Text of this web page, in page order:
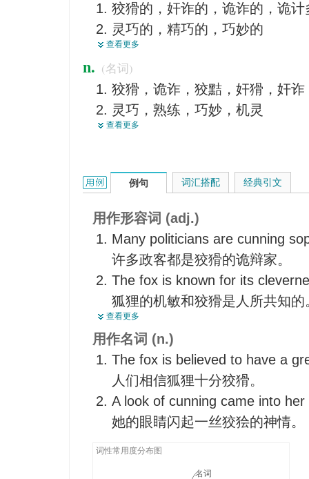
狡猾的，奸诈的，诡诈的，诡计
灵巧的，精巧的，巧妙的
熟练的，老练的
<美口>小巧玲珑的，令人喜爱
心灵手巧的
查看更多
n. (名词)
狡猾，诡诈，狡黠，奸猾，奸诈
灵巧，熟练，巧妙，机灵
花招
查看更多
cunning的用法和样例：
例句
用作形容词 (adj.)
Many politicians are cunning
许多政客都是狡猾的诡辩家。
The fox is known for its
狐狸的机敏和狡猾是人所共知的
She showed her cunning in the
answering the question.
她对问题避而不答，显示出她很
He devised a very cunning
他想出一个帮助她的很好的办法
John happened to come up
strategy.
约翰突然提出了极富远见的市
查看更多
用作名词 (n.)
The fox is believed to have a
人们相信狐狸十分狡猾。
A look of cunning came into her
她的眼睛闪起一丝狡狯的神情。
词性常用度分布图
名词
词汇搭配 经典引文